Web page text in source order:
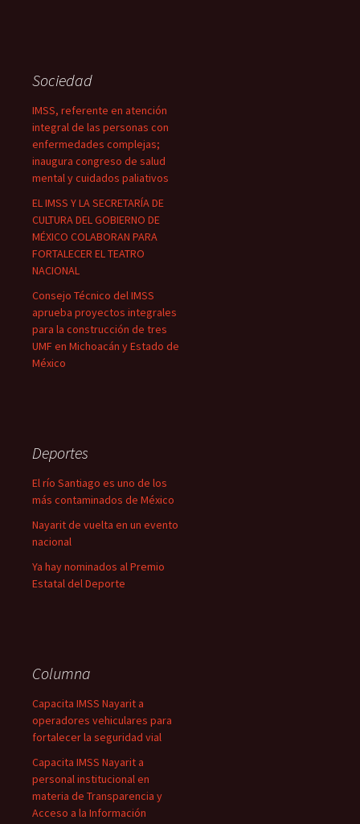
Sociedad
IMSS, referente en atención
integral de las personas con
enfermedades complejas;
inaugura congreso de salud
mental y cuidados paliativos
EL IMSS Y LA SECRETARÍA DE
CULTURA DEL GOBIERNO DE
MÉXICO COLABORAN PARA
FORTALECER EL TEATRO
NACIONAL
Consejo Técnico del IMSS
aprueba proyectos integrales
para la construcción de tres
UMF en Michoacán y Estado de
México
Deportes
El río Santiago es uno de los
más contaminados de México
Nayarit de vuelta en un evento
nacional
Ya hay nominados al Premio
Estatal del Deporte
Columna
Capacita IMSS Nayarit a
operadores vehiculares para
fortalecer la seguridad vial
Capacita IMSS Nayarit a
personal institucional en
materia de Transparencia y
Acceso a la Información